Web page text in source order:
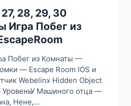
28, 29, 30
Игра Побег из
Побег из Комнаты —
— Escape Room IOS и
Webelinx Hidden Object
Машиного отца —
Нене,…